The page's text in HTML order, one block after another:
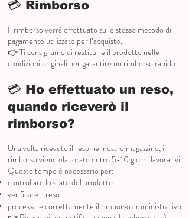
💳 Rimborso
Il rimborso verrà effettuato sullo stesso metodo di
pagamento utilizzato per l’acquisto.
👉 Ti consigliamo di restituire il prodotto nelle
condizioni originali per garantire un rimborso rapido.
💳 Ho effettuato un reso,
quando riceverò il
rimborso?
Una volta ricevuto il reso nel nostro magazzino, il
rimborso viene elaborato entro 5-10 giorni lavorativi.
Questo tempo è necessario per:
controllare lo stato del prodotto
verificare il reso
processare correttamente il rimborso amministrativo